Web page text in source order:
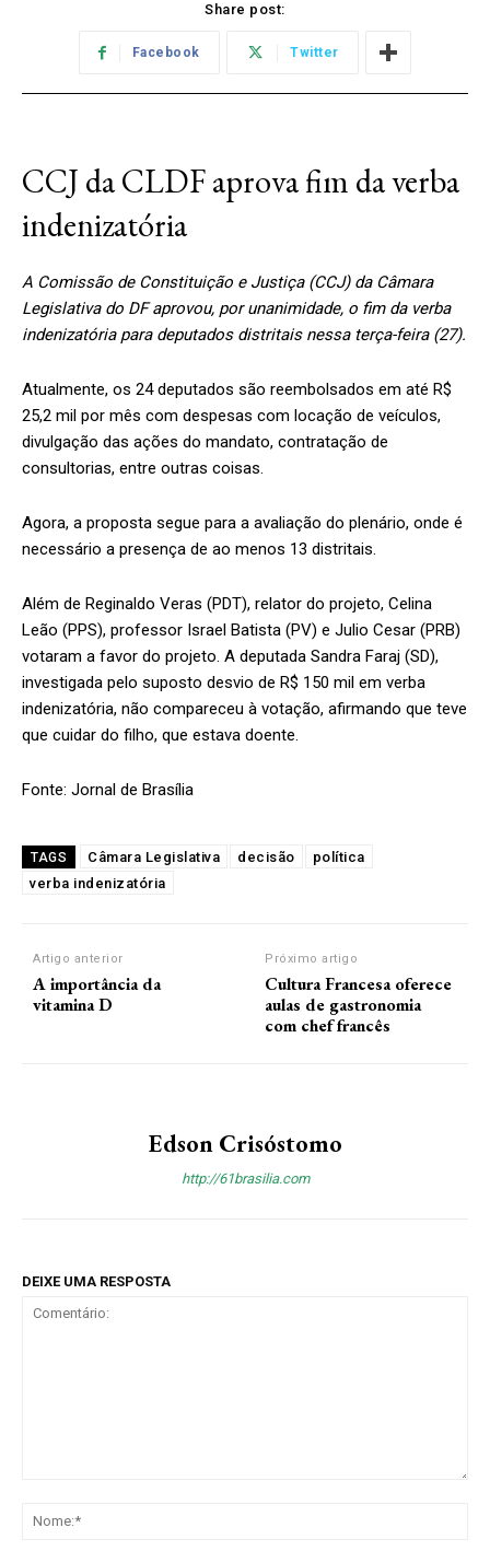
Share post:
Facebook Twitter
CCJ da CLDF aprova fim da verba
indenizatória
A Comissão de Constituição e Justiça (CCJ) da Câmara
Legislativa do DF aprovou, por unanimidade, o fim da verba
indenizatória para deputados distritais nessa terça-feira (27).
Atualmente, os 24 deputados são reembolsados em até R$
25,2 mil por mês com despesas com locação de veículos,
divulgação das ações do mandato, contratação de
consultorias, entre outras coisas.
Agora, a proposta segue para a avaliação do plenário, onde é
necessário a presença de ao menos 13 distritais.
Além de Reginaldo Veras (PDT), relator do projeto, Celina
Leão (PPS), professor Israel Batista (PV) e Julio Cesar (PRB)
votaram a favor do projeto. A deputada Sandra Faraj (SD),
investigada pelo suposto desvio de R$ 150 mil em verba
indenizatória, não compareceu à votação, afirmando que teve
que cuidar do filho, que estava doente.
Fonte: Jornal de Brasília
TAGS Câmara Legislativa decisão
política
verba indenizatória
Artigo anterior
A importância da
vitamina D
Próximo artigo
Cultura Francesa oferece
aulas de gastronomia
com chef francês
Edson Crisóstomo
http://61brasilia.com
DEIXE UMA RESPOSTA